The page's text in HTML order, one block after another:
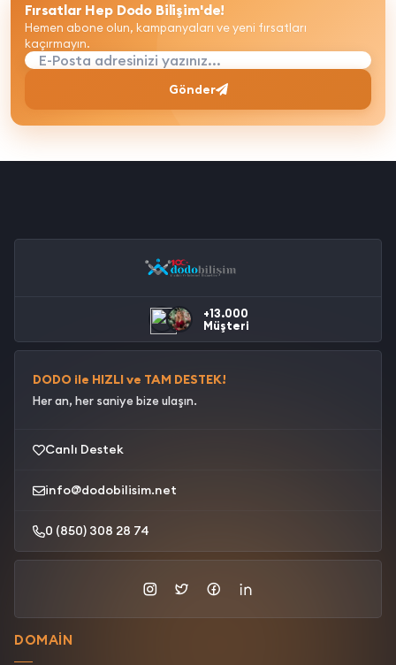
Fırsatlar Hep Dodo Bilişim'de!
Hemen abone olun, kampanyaları ve yeni fırsatları
kaçırmayın.
E-Posta adresinizi yazınız...
Gönder
+13.000
Müşteri
DODO ile HIZLI ve TAM DESTEK!
Her an, her saniye bize ulaşın.
Canlı Destek
info@dodobilisim.net
0 (850) 308 28 74
DOMAIN